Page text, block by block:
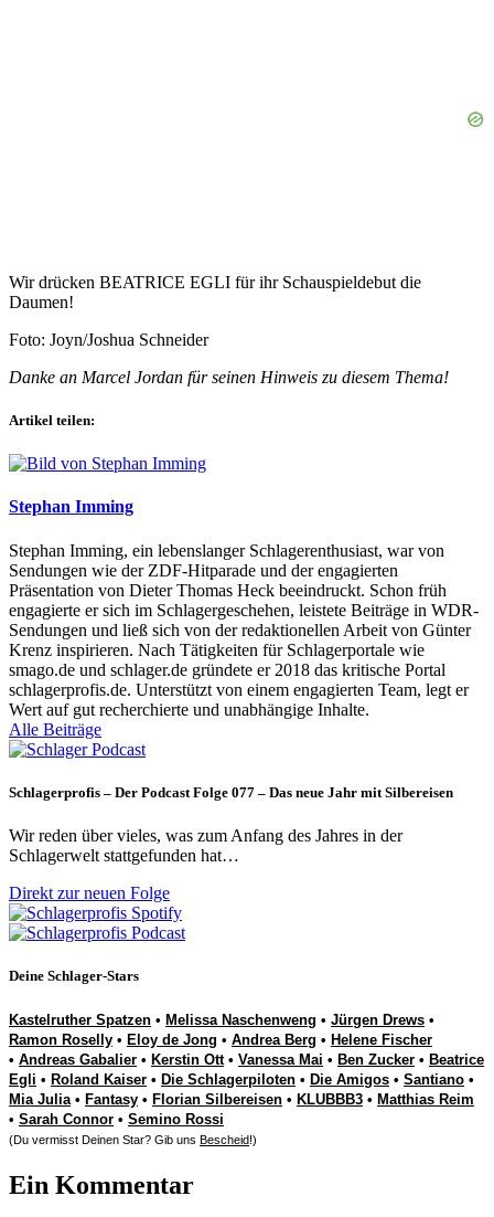
Wir drücken BEATRICE EGLI für ihr Schauspieldebut die
Daumen!
Foto: Joyn/Joshua Schneider
Danke an Marcel Jordan für seinen Hinweis zu diesem Thema!
Artikel teilen:
Stephan Imming
Stephan Imming, ein lebenslanger Schlagerenthusiast, war von
Sendungen wie der ZDF-Hitparade und der engagierten
Präsentation von Dieter Thomas Heck beeindruckt. Schon früh
engagierte er sich im Schlagergeschehen, leistete Beiträge in WDR-
Sendungen und ließ sich von der redaktionellen Arbeit von Günter
Krenz inspirieren. Nach Tätigkeiten für Schlagerportale wie
smago.de und schlager.de gründete er 2018 das kritische Portal
schlagerprofis.de. Unterstützt von einem engagierten Team, legt er
Wert auf gut recherchierte und unabhängige Inhalte.
Alle Beiträge
Schlagerprofis – Der Podcast Folge 077 – Das neue Jahr mit Silbereisen
Wir reden über vieles, was zum Anfang des Jahres in der
Schlagerwelt stattgefunden hat…
Direkt zur neuen Folge
Deine Schlager-Stars
Kastelruther Spatzen • Melissa Naschenweng • Jürgen Drews •
Ramon Roselly • Eloy de Jong • Andrea Berg • Helene Fischer
• Andreas Gabalier • Kerstin Ott• Vanessa Mai • Ben Zucker • Beatrice
Egli • Roland Kaiser • Die Schlagerpiloten • Die Amigos • Santiano •
Mia Julia• Fantasy • Florian Silbereisen • KLUBBB3 • Matthias Reim
• Sarah Connor • Semino Rossi
(Du vermisst Deinen Star? Gib uns Bescheid!)
Ein Kommentar